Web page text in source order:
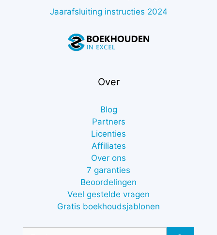
Jaarafsluiting instructies 2024
Over
Blog
Partners
Licenties
Affiliates
Over ons
7 garanties
Beoordelingen
Veel gestelde vragen
Gratis boekhoudsjablonen